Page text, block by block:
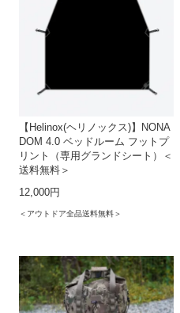
【Helinox(ヘリノックス)】NONA
DOM 4.0 ベッドルーム フットプ
リント（専用グランドシート）＜
送料無料＞
12,000円
＜アウトドア全品送料無料＞